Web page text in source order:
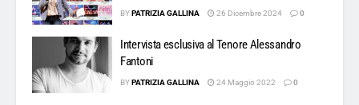
BYPATRIZIA GALLINA 26 Dicembre 2024 0
Intervista esclusiva al Tenore Alessandro
Fantoni
BYPATRIZIA GALLINA 24 Maggio 2022 0